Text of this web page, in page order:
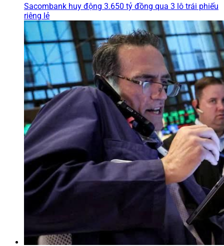
Sacombank huy động 3.650 tỷ đồng qua 3 lô trái phiếu
riêng lẻ